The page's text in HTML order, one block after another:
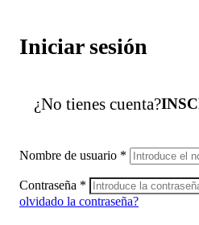
Iniciar sesión
¿No tienes cuenta?
Nombre de usuario *
Contraseña *
olvidado la contraseña?